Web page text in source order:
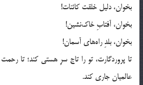
بخوان، دلیل خلقت کائنات!
بخوان، آفتابِ خاک‌نشین!
بخوان، بلدِ راه‌های آسمان!
تا پروردگارت، تو را تاج سرِ هستی کند؛ تا
عالمیان جاری کند.